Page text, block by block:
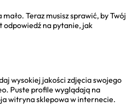
Teraz musisz sprawić, by Twój
odpowiedź na pytanie, jak
wysokiej jakości zdjęcia swojego
Puste profile wyglądają na
witryna sklepowa w internecie.